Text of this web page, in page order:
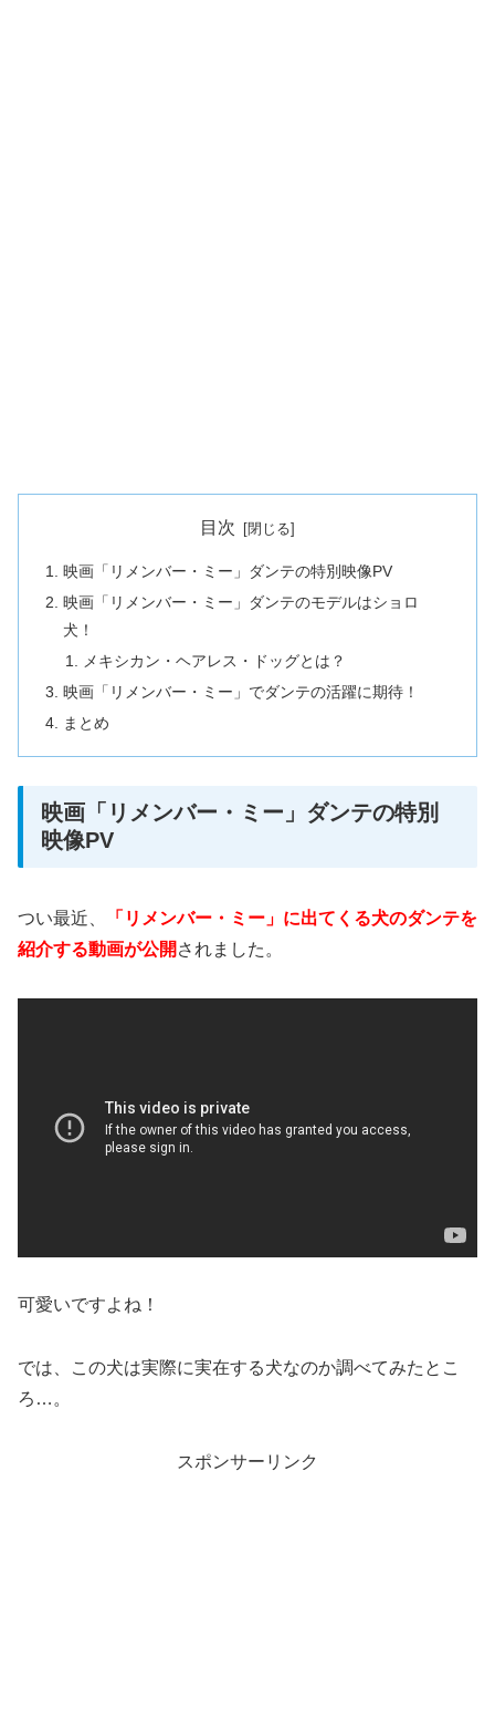
目次
映画「リメンバー・ミー」ダンテの特別映像PV
映画「リメンバー・ミー」ダンテのモデルはショロ
犬！
メキシカン・ヘアレス・ドッグとは？
映画「リメンバー・ミー」でダンテの活躍に期待！
まとめ
映画「リメンバー・ミー」ダンテの特別
映像PV
つい最近、
「リメンバー・ミー」に出てくる犬のダンテを
紹介する動画が公開 されました。
可愛いですよね！
では、この犬は実際に実在する犬なのか調べてみたとこ
ろ…。
スポンサーリンク